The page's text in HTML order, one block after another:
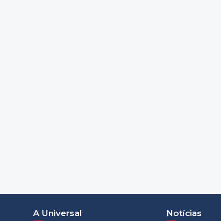
A Universal Notícias